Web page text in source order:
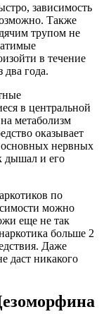
зависимость
Также
трупом не
в течение
два года.
в центральной
метаболизм
оказывает
основных нервных
дышал и его
по
можно
еще не так
больше 2
Даже
даст никакого